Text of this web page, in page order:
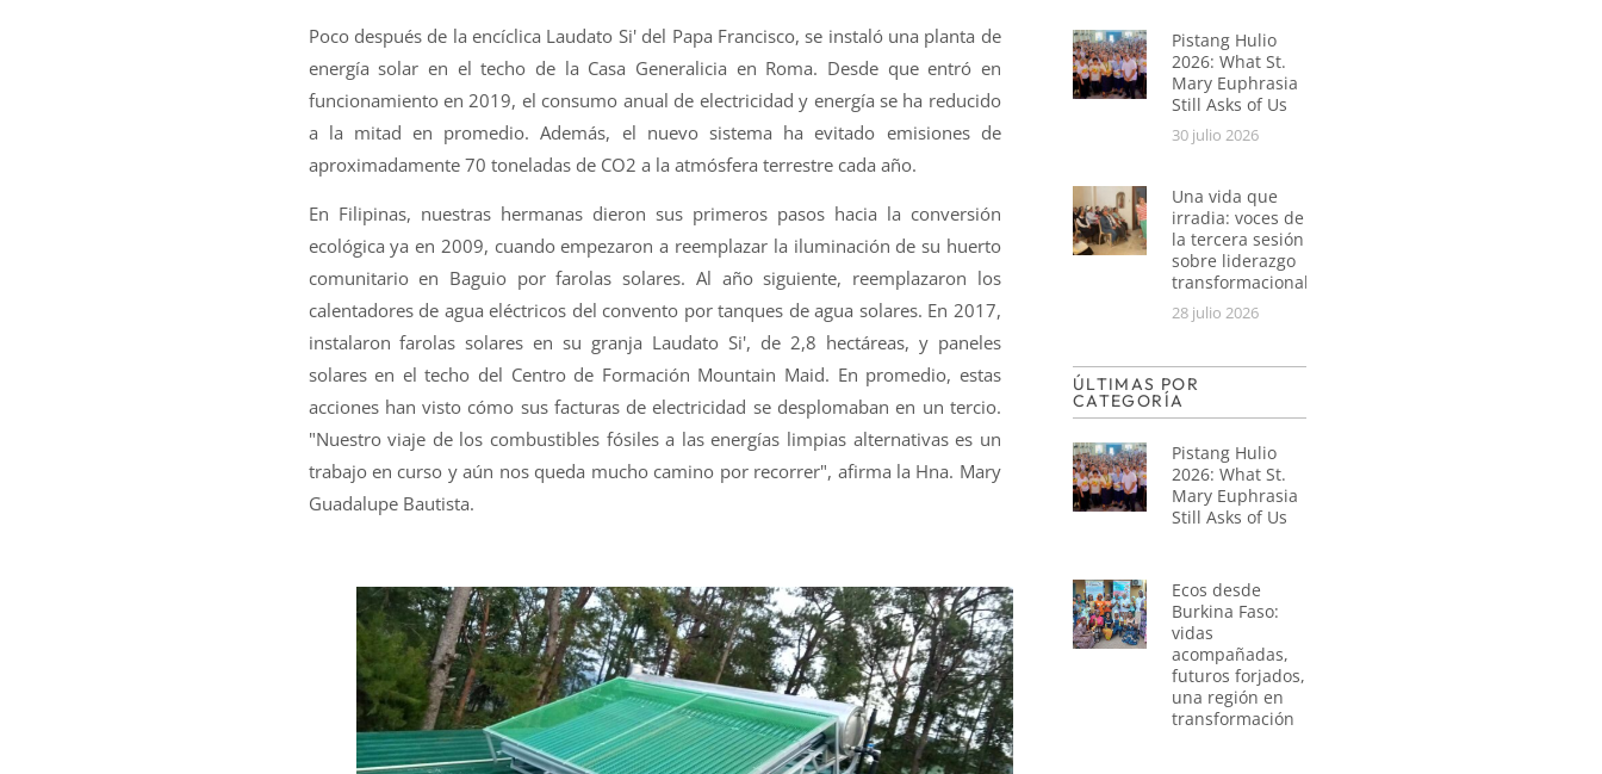
Poco después de la encíclica Laudato Si' del Papa Francisco, se instaló una planta de
energía solar en el techo de la Casa Generalicia en Roma. Desde que entró en
funcionamiento en 2019, el consumo anual de electricidad y energía se ha reducido
a la mitad en promedio. Además, el nuevo sistema ha evitado emisiones de
aproximadamente 70 toneladas de CO2 a la atmósfera terrestre cada año.
En Filipinas, nuestras hermanas dieron sus primeros pasos hacia la conversión
ecológica ya en 2009, cuando empezaron a reemplazar la iluminación de su huerto
comunitario en Baguio por farolas solares. Al año siguiente, reemplazaron los
calentadores de agua eléctricos del convento por tanques de agua solares. En 2017,
instalaron farolas solares en su granja Laudato Si', de 2,8 hectáreas, y paneles
solares en el techo del Centro de Formación Mountain Maid. En promedio, estas
acciones han visto cómo sus facturas de electricidad se desplomaban en un tercio.
"Nuestro viaje de los combustibles fósiles a las energías limpias alternativas es un
trabajo en curso y aún nos queda mucho camino por recorrer", afirma la Hna. Mary
Guadalupe Bautista.
Pistang Hulio
2026: What St.
Mary Euphrasia
Still Asks of Us
30 julio 2026
Una vida que
irradia: voces de
la tercera sesión
sobre liderazgo
transformacional
28 julio 2026
ÚLTIMAS POR
CATEGORÍA
Pistang Hulio
2026: What St.
Mary Euphrasia
Still Asks of Us
Ecos desde
Burkina Faso:
vidas
acompañadas,
futuros forjados,
una región en
transformación